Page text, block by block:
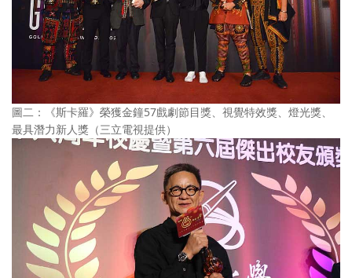
圖二：《斯卡羅》榮獲金鐘57戲劇節目獎、視覺特效獎、燈光獎、
最具潛力新人獎（三立電視提供）